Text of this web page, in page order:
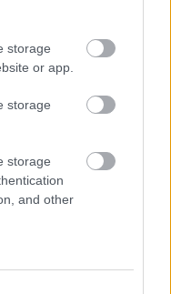
storage
or app.
storage
storage
and other